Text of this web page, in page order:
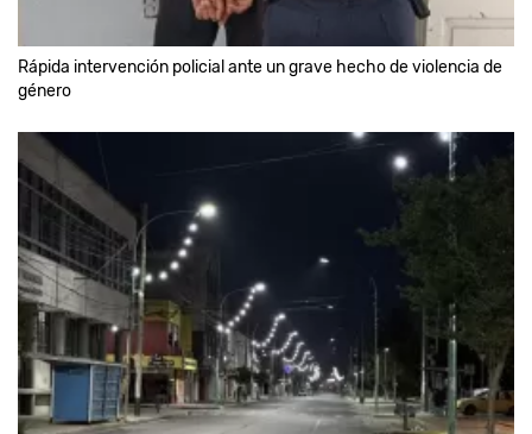
Rápida intervención policial ante un grave hecho de violencia de
género